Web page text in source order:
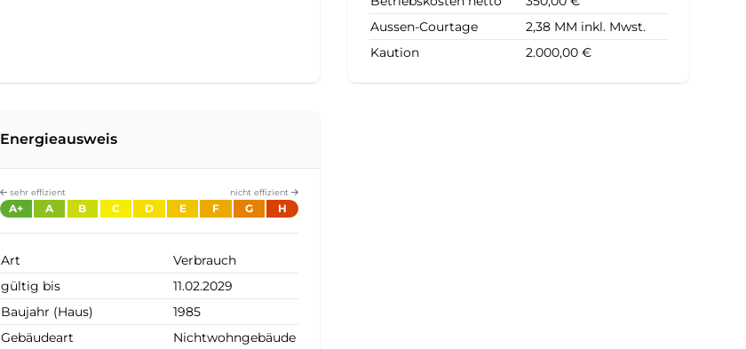
Aussen-Courtage
2,38 MM inkl. Mwst.
Kaution
2.000,00 €
Energieausweis
sehr effizient nicht effizient
A+ A B C D E F G H
Art
Verbrauch
gültig bis
11.02.2029
Baujahr (Haus)
1985
Gebäudeart
Nichtwohngebäude